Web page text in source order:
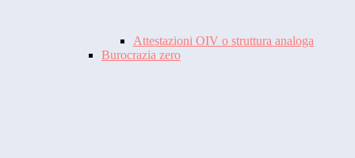
Attestazioni OIV o struttura analoga
Burocrazia zero